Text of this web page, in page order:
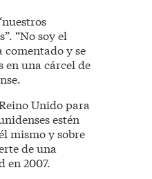
“No soy el
comentado y se
en una cárcel de
Unido para
estén
mismo y sobre
de una
en 2007.